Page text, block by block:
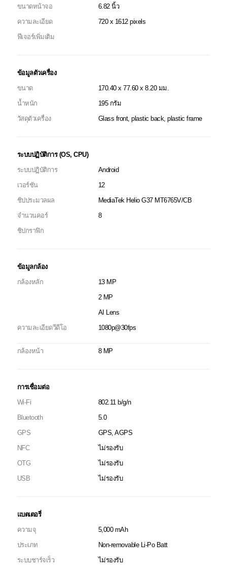
ขนาดหน้าจอ
6.82 นิ้ว
ความละเอียด
720 x 1612 pixels
ฟีเจอร์เพิ่มเติม
ข้อมูลตัวเครื่อง
ขนาด
170.40 x 77.60 x 8.20 มม.
น้ำหนัก
195 กรัม
วัสดุตัวเครื่อง
Glass front, plastic back, plastic frame
ระบบปฏิบัติการ (OS, CPU)
ระบบปฏิบัติการ
Android
เวอร์ชัน
12
ชิปประมวลผล
MediaTek Helio G37 MT6765V/CB
จำนวนคอร์
8
ชิปกราฟิก
ข้อมูลกล้อง
กล้องหลัก
13 MP
2 MP
AI Lens
ความละเอียดวีดีโอ
1080p@30fps
กล้องหน้า 8 MP
การเชื่อมต่อ
Wi-Fi
802.11 b/g/n
Bluetooth
5.0
GPS
GPS, AGPS
NFC
ไม่รองรับ
OTG
ไม่รองรับ
USB
ไม่รองรับ
แบตเตอรี่
ความจุ
5,000 mAh
ประเภท
Non-removable Li-Po Batt
ระบบชาร์จเร็ว
ไม่รองรับ